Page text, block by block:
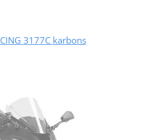
3177C karbons